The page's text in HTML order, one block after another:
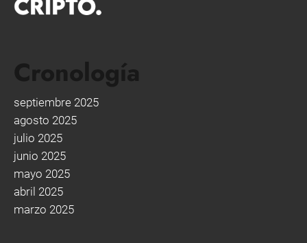
Cronología
septiembre 2025
agosto 2025
julio 2025
junio 2025
mayo 2025
abril 2025
marzo 2025